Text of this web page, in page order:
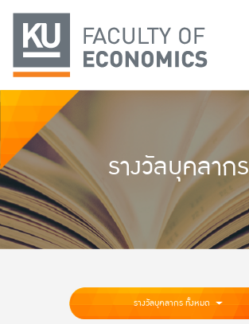
รางวัลบุคลากร
รางวัลบุคลากร ทั้งหมด